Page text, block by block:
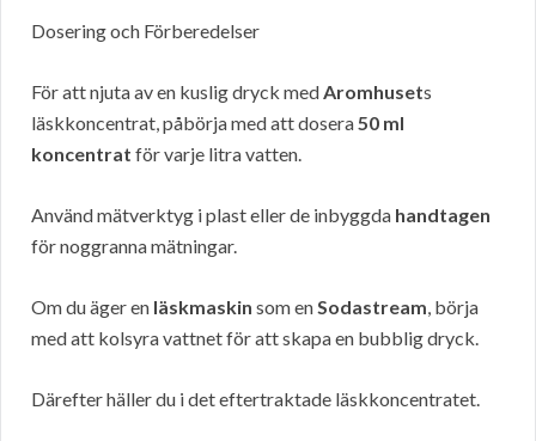
Dosering och Förberedelser
För att njuta av en kuslig dryck medAromhusets
läskkoncentrat, påbörja med att dosera50 ml
koncentrat för varje litra vatten.
Använd mätverktyg i plast eller de inbyggda handtagen
för noggranna mätningar.
Om du äger en läskmaskin som enSodastream, börja
med att kolsyra vattnet för att skapa en bubblig dryck.
Därefter häller du i det eftertraktade läskkoncentratet.